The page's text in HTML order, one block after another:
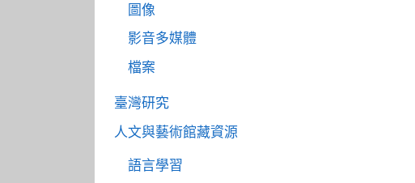
圖像
影音多媒體
檔案
臺灣研究
人文與藝術館藏資源
語言學習